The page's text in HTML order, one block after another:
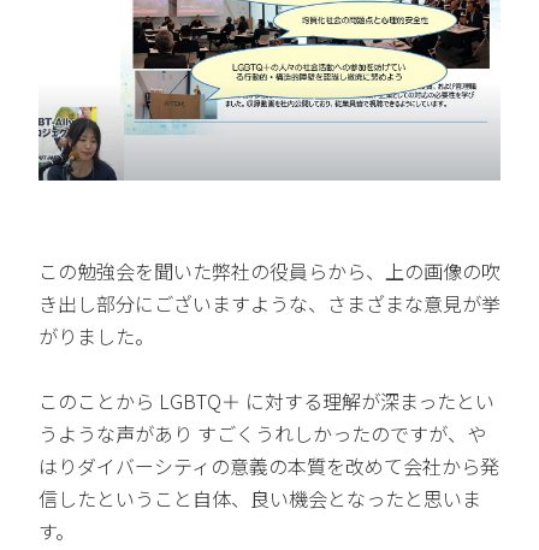
この勉強会を聞いた弊社の役員らから、上の画像の吹
き出し部分にございますような、さまざまな意見が挙
がりました。
このことから LGBTQ＋ に対する理解が深まったとい
うような声があり すごくうれしかったのですが、や
はりダイバーシティの意義の本質を改めて会社から発
信したということ自体、良い機会となったと思いま
す。